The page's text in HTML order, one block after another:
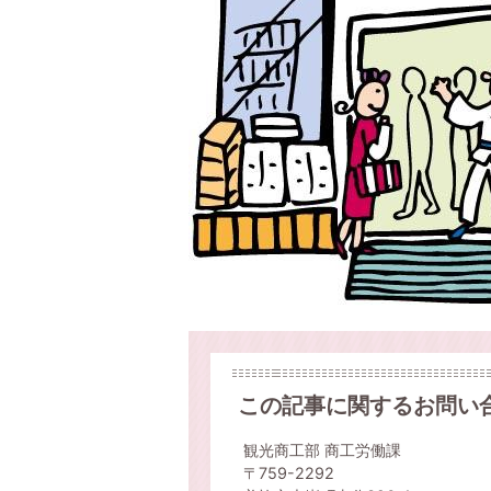
この記事に関するお問い
観光商工部 商工労働課
〒759-2292